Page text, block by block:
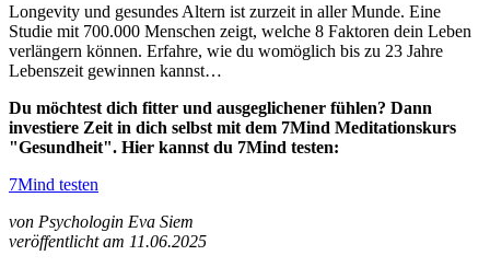
Longevity und gesundes Altern ist zurzeit in aller Munde. Eine
Studie mit 700.000 Menschen zeigt, welche 8 Faktoren dein Leben
verlängern können. Erfahre, wie du womöglich bis zu 23 Jahre
Lebenszeit gewinnen kannst…
Du möchtest dich fitter und ausgeglichener fühlen? Dann
investiere Zeit in dich selbst mit dem 7Mind Meditationskurs
"Gesundheit". Hier kannst du 7Mind testen:
7Mind testen
von Psychologin Eva Siem
veröffentlicht am 11.06.2025